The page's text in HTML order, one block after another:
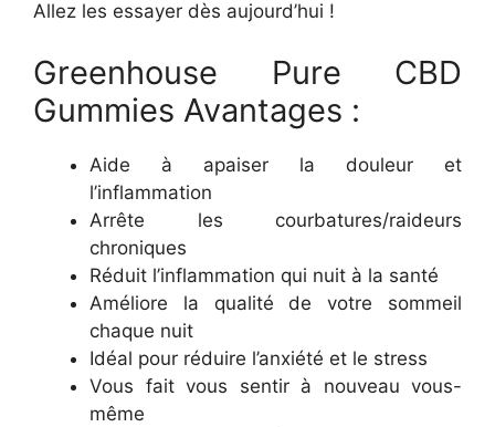
Allez les essayer dès aujourd’hui !
Greenhouse Pure CBD
Gummies Avantages :
Aide à apaiser la douleur et
l’inflammation
Arrête les courbatures/raideurs
chroniques
Réduit l’inflammation qui nuit à la santé
Améliore la qualité de votre sommeil
chaque nuit
Idéal pour réduire l’anxiété et le stress
Vous fait vous sentir à nouveau vous-
même